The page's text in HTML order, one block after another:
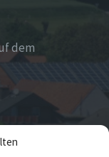
dem